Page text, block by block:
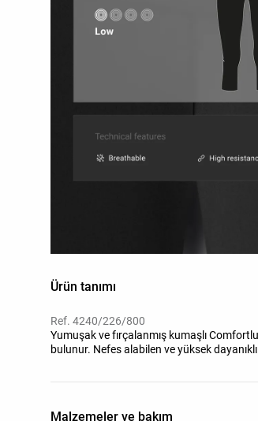
Ürün tanımı
Ref. 4240/226/800
Yumuşak ve fırçalanmış kumaşlı
bulunur. Nefes alabilen ve yüksek
Malzemeler ve bakım